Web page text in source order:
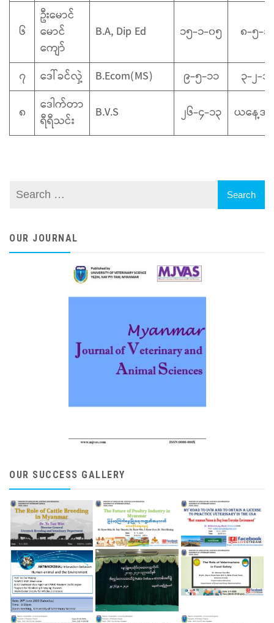
၆
ဦးမောင်
မောင်
ကျော်
B.A, Dip Ed ၁၅-၁-၀၅ ၈-၅-၁
၇ ဒေါ်ခင်လှဲ့ B.Ecom(MS) ၉-၅-၁၁
၃-၂-၁၃
၈
ဒေါက်တာ
ရီရီသင်း
B.V.S ၂၆-၄-၁၃ ယနေ့
OUR JOURNAL
OUR SUCCESS GALLERY